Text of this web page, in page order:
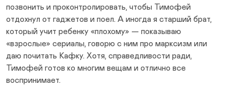
позвонить и проконтролировать, чтобы Тимофей
отдохнул от гаджетов и поел. А иногда я старший брат,
который учит ребенку «плохому» — показываю
«взрослые» сериалы, говорю с ним про марксизм или
даю почитать Кафку. Хотя, справедливости ради,
Тимофей готов ко многим вещам и отлично все
воспринимает.